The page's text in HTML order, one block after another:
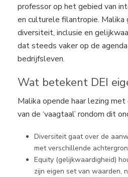
professor op het gebied van
en culturele filantropie. Malika
diversiteit, inclusie en
dat steeds vaker op de
bedrijfsleven.
Wat betekent DEI
Malika opende haar lezing
van de ‘vaagtaal’ rondom dit
Diversiteit gaat over de
met verschillende
Equity (gelijkwaardigheid)
zijn eigen set van waarden,